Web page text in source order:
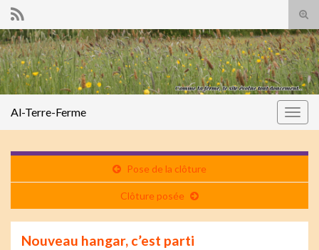
Search for:
Al-Terre-Ferme
Pose de la clôture
Clôture posée
Nouveau hangar, c’est parti